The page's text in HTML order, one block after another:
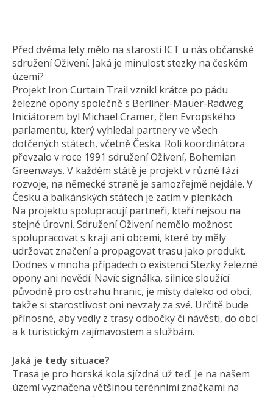
Před dvěma lety mělo na starosti ICT u nás občanské
sdružení Oživení. Jaká je minulost stezky na českém
území?
Projekt Iron Curtain Trail vznikl krátce po pádu
železné opony společně s Berliner-Mauer-Radweg.
Iniciátorem byl Michael Cramer, člen Evropského
parlamentu, který vyhledal partnery ve všech
dotčených státech, včetně Česka. Roli koordinátora
převzalo v roce 1991 sdružení Oživení, Bohemian
Greenways. V každém státě je projekt v různé fázi
rozvoje, na německé straně je samozřejmě nejdále. V
Česku a balkánských státech je zatím v plenkách.
Na projektu spolupracují partneři, kteří nejsou na
stejné úrovni. Sdružení Oživení nemělo možnost
spolupracovat s kraji ani obcemi, které by měly
udržovat značení a propagovat trasu jako produkt.
Dodnes v mnoha případech o existenci Stezky železné
opony ani nevědí. Navíc signálka, silnice sloužící
původně pro ostrahu hranic, je místy daleko od obcí,
takže si starostlivost oni nevzaly za své. Určitě bude
přínosné, aby vedly z trasy odbočky či návěsti, do obcí
a k turistickým zajímavostem a službám.
Jaká je tedy situace?
Trasa je pro horská kola sjízdná už teď. Je na našem
území vyznačena většinou terénními značkami na